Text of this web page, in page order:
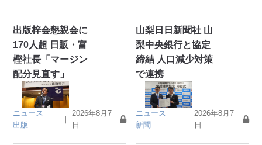
出版梓会懇親会に
170人超 日販・富
樫社長「マージン
配分見直す」
ニュース
出版
｜
2026年8月7
日
山梨日日新聞社 山
梨中央銀行と協定
締結 人口減少対策
で連携
ニュース
新聞
｜
2026年8月7
日